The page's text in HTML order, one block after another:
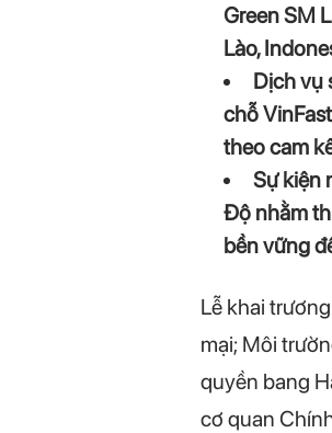
Green SM
Lào,
Dịch vụ
chỗ
theo cam
Sự kiện
Độ nhằm
bền vững
Lễ khai
mại; Môi
quyền bang
cơ quan